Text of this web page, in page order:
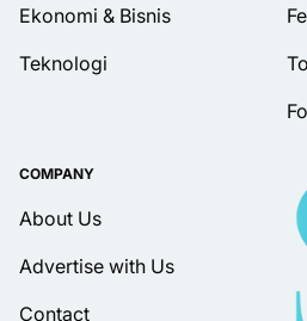
Ekonomi & Bisnis
Teknologi
COMPANY
About Us
Advertise with Us
Contact